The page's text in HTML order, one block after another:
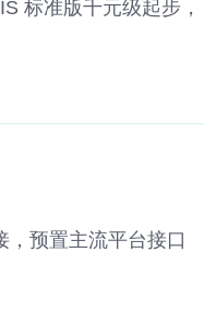
标准版千元级起步，
，预置主流平台接口